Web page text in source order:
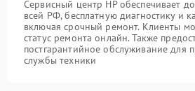
Сервисный центр HP обеспечивает
всей РФ, бесплатную диагностику и
включая срочный ремонт. Клиенты
статус ремонта онлайн. Также
постгарантийное обслуживание для
службы техники